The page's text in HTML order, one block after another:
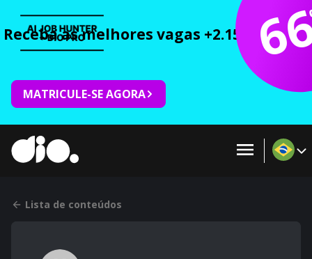
Receba as melhores vagas +2.150 cursos
MATRICULE-SE AGORA
Lista de conteúdos